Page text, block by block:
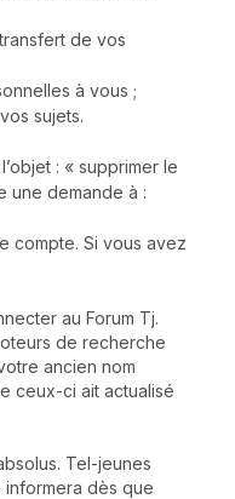
de vos
à vous ;
sujets.
: « supprimer le
une demande à :
compte. Si vous avez
au Forum Tj.
de recherche
ancien nom
ceux-ci ait actualisé
Tel-jeunes
dès que